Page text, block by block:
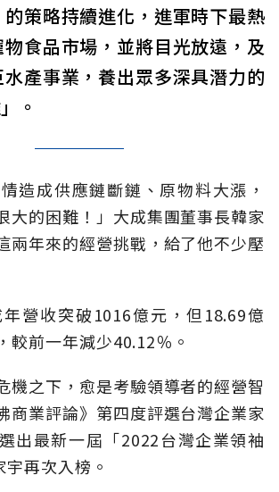
的策略持續進化，進軍時下最熱
食品市場，並將目光放遠，及
產事業，養出眾多深具潛力的
。
造成供應鏈斷鏈、原物料大漲，
大的困難！」大成集團董事長韓家
兩年來的經營挑戰，給了他不少壓
營收突破1016億元，但18.69億
較前一年減少40.12％。
機之下，愈是考驗領導者的經營智
商業評論》第四度評選台灣企業家
出最新一屆「2022台灣企業領袖
再次入榜。